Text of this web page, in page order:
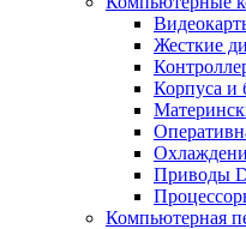
Жесткие
Корпуса и
Приводы
Компьютерная